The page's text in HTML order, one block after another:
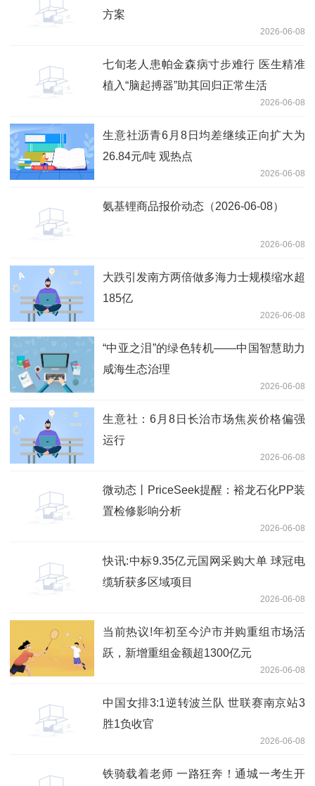
方案
2026-06-08
七旬老人患帕金森病寸步难行 医生精准
植入“脑起搏器”助其回归正常生活
2026-06-08
生意社沥青6月8日均差继续正向扩大为
26.84元/吨 观热点
2026-06-08
氨基锂商品报价动态（2026-06-08）
2026-06-08
大跌引发南方两倍做多海力士规模缩水超
185亿
2026-06-08
“中亚之泪”的绿色转机——中国智慧助力
咸海生态治理
2026-06-08
生意社：6月8日长治市场焦炭价格偏强
运行
2026-06-08
微动态丨PriceSeek提醒：裕龙石化PP装
置检修影响分析
2026-06-08
快讯:中标9.35亿元国网采购大单 球冠电
缆斩获多区域项目
2026-06-08
当前热议!年初至今沪市并购重组市场活
跃，新增重组金额超1300亿元
2026-06-08
中国女排3:1逆转波兰队 世联赛南京站3
胜1负收官
2026-06-08
铁骑载着老师 一路狂奔！通城一考生开